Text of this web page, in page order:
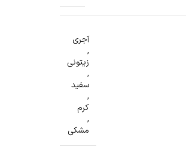
آجری
,
زیتونی
,
سفید
,
کرم
,
مشکی